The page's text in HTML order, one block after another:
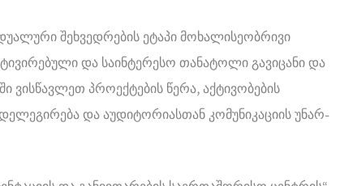
შეხვედრების ეტაპი მოხალისეობრივი
და საინტერესო თანატოლი გავიცანი და
ვისწავლეთ პროექტების წერა, აქტივობების
დელეგირება და აუდიტორიასთან კომუნიკაციის უნარ-